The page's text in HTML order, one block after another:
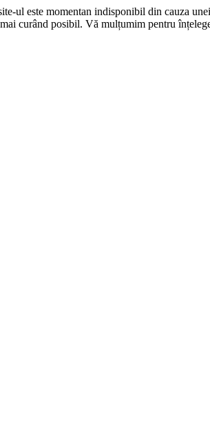
ul este momentan indisponibil din cauza
curând posibil. Vă mulțumim pentru